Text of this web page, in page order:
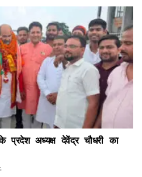
प्रदेश अध्यक्ष देवेंद्र चौधरी का